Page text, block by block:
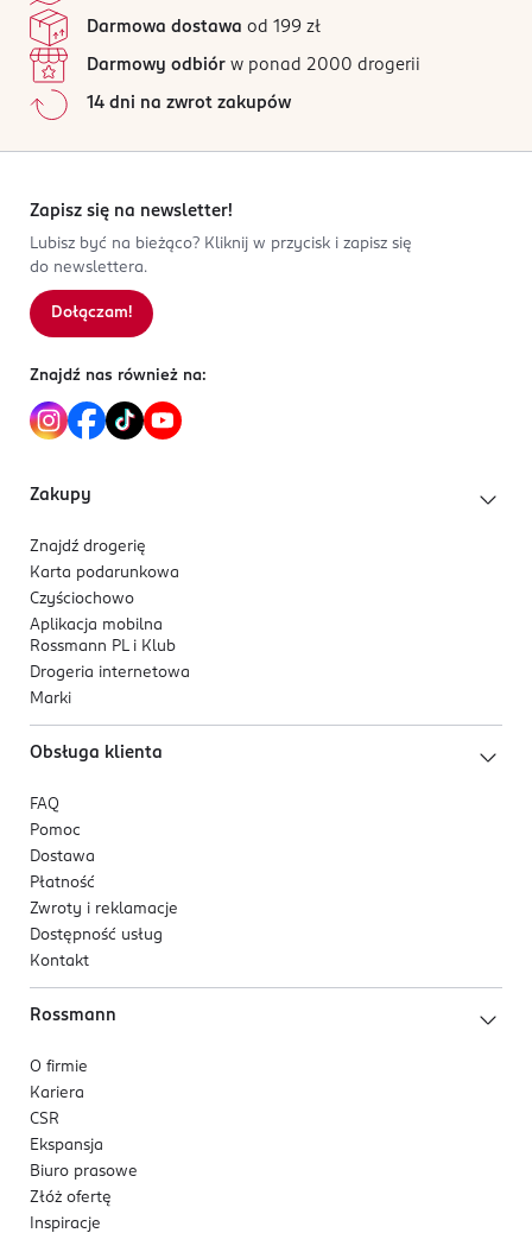
Darmowa dostawa od 199 zł
Darmowy odbiór w ponad 2000 drogerii
14 dni na zwrot zakupów
Zapisz się na newsletter!
Lubisz być na bieżąco? Kliknij w przycisk i zapisz się
do newslettera.
Dołączam!
Znajdź nas również na:
Zakupy
Znajdź drogerię
Karta podarunkowa
Czyściochowo
Aplikacja mobilna
Rossmann PL i Klub
Drogeria internetowa
Marki
Obsługa klienta
FAQ
Pomoc
Dostawa
Płatność
Zwroty i reklamacje
Dostępność usług
Kontakt
Rossmann
O firmie
Kariera
CSR
Ekspansja
Biuro prasowe
Złóż ofertę
Inspiracje